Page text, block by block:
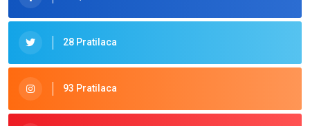
28 Pratilaca
93 Pratilaca